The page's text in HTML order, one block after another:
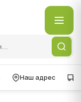
Наш адрес